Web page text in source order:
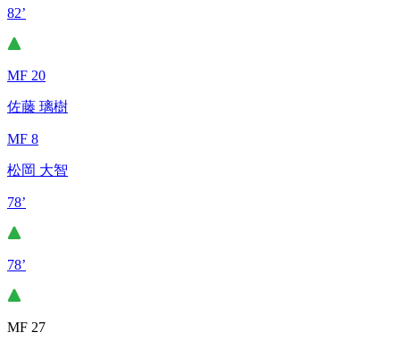
82’
MF 20
佐藤 璃樹
MF 8
松岡 大智
78’
78’
MF 27